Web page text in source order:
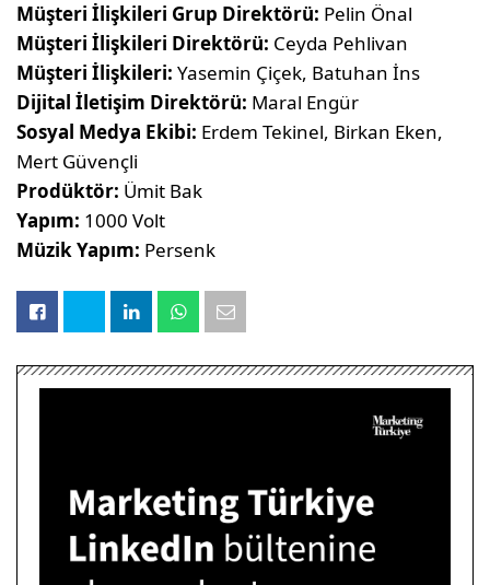
Müşteri İlişkileri Grup Direktörü: Pelin Önal
Müşteri İlişkileri Direktörü: Ceyda Pehlivan
Müşteri İlişkileri: Yasemin Çiçek, Batuhan İns
Dijital İletişim Direktörü: Maral Engür
Sosyal Medya Ekibi: Erdem Tekinel, Birkan Eken,
Mert Güvençli
Prodüktör: Ümit Bak
Yapım: 1000 Volt
Müzik Yapım: Persenk